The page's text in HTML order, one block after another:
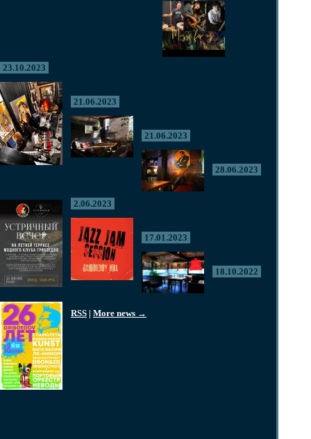
23.10.2023
21.06.2023
21.06.2023
28.06.2023
2.06.2023
17.01.2023
18.10.2022
RSS | More news →